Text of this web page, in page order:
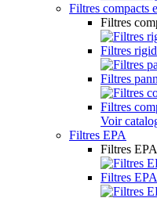
Filtres compacts
Filtres
Filtres
Filtres
Filtres
Voir
Filtres EPA
Filtres EPA
Filtres